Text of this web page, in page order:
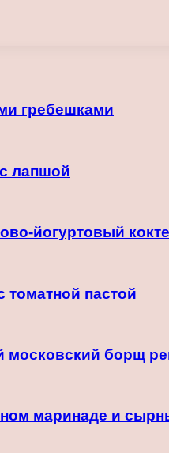
гребешками
лапшой
йогуртовый
томатной пастой
московский борщ
маринаде и